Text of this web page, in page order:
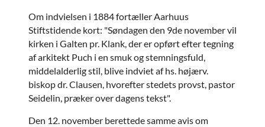
Om indvielsen i 1884 fortæller Aarhuus
Stiftstidende kort: "Søndagen den 9de november vil
kirken i Galten pr. Klank, der er opført efter tegning
af arkitekt Puch i en smuk og stemningsfuld,
middelalderlig stil, blive indviet af hs. højærv.
biskop dr. Clausen, hvorefter stedets provst, pastor
Seidelin, præker over dagens tekst".
Den 12. november berettede samme avis om